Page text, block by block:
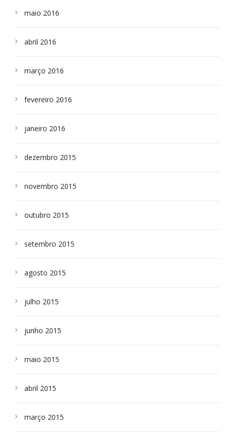
maio 2016
abril 2016
março 2016
fevereiro 2016
janeiro 2016
dezembro 2015
novembro 2015
outubro 2015
setembro 2015
agosto 2015
julho 2015
junho 2015
maio 2015
abril 2015
março 2015